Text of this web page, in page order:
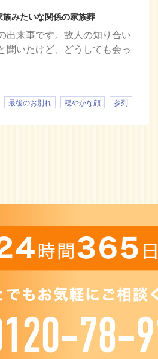
族みたいな関係の家族葬
出来事です。故人の知り合い
聞いたけど、どうしても会っ
最後のお別れ 穏やかな顔 参列